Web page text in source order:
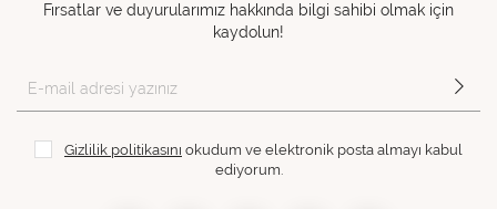
Fırsatlar ve duyurularımız hakkında bilgi sahibi olmak için
kaydolun!
Gizlilik politikasını okudum ve elektronik posta almayı kabul
ediyorum.